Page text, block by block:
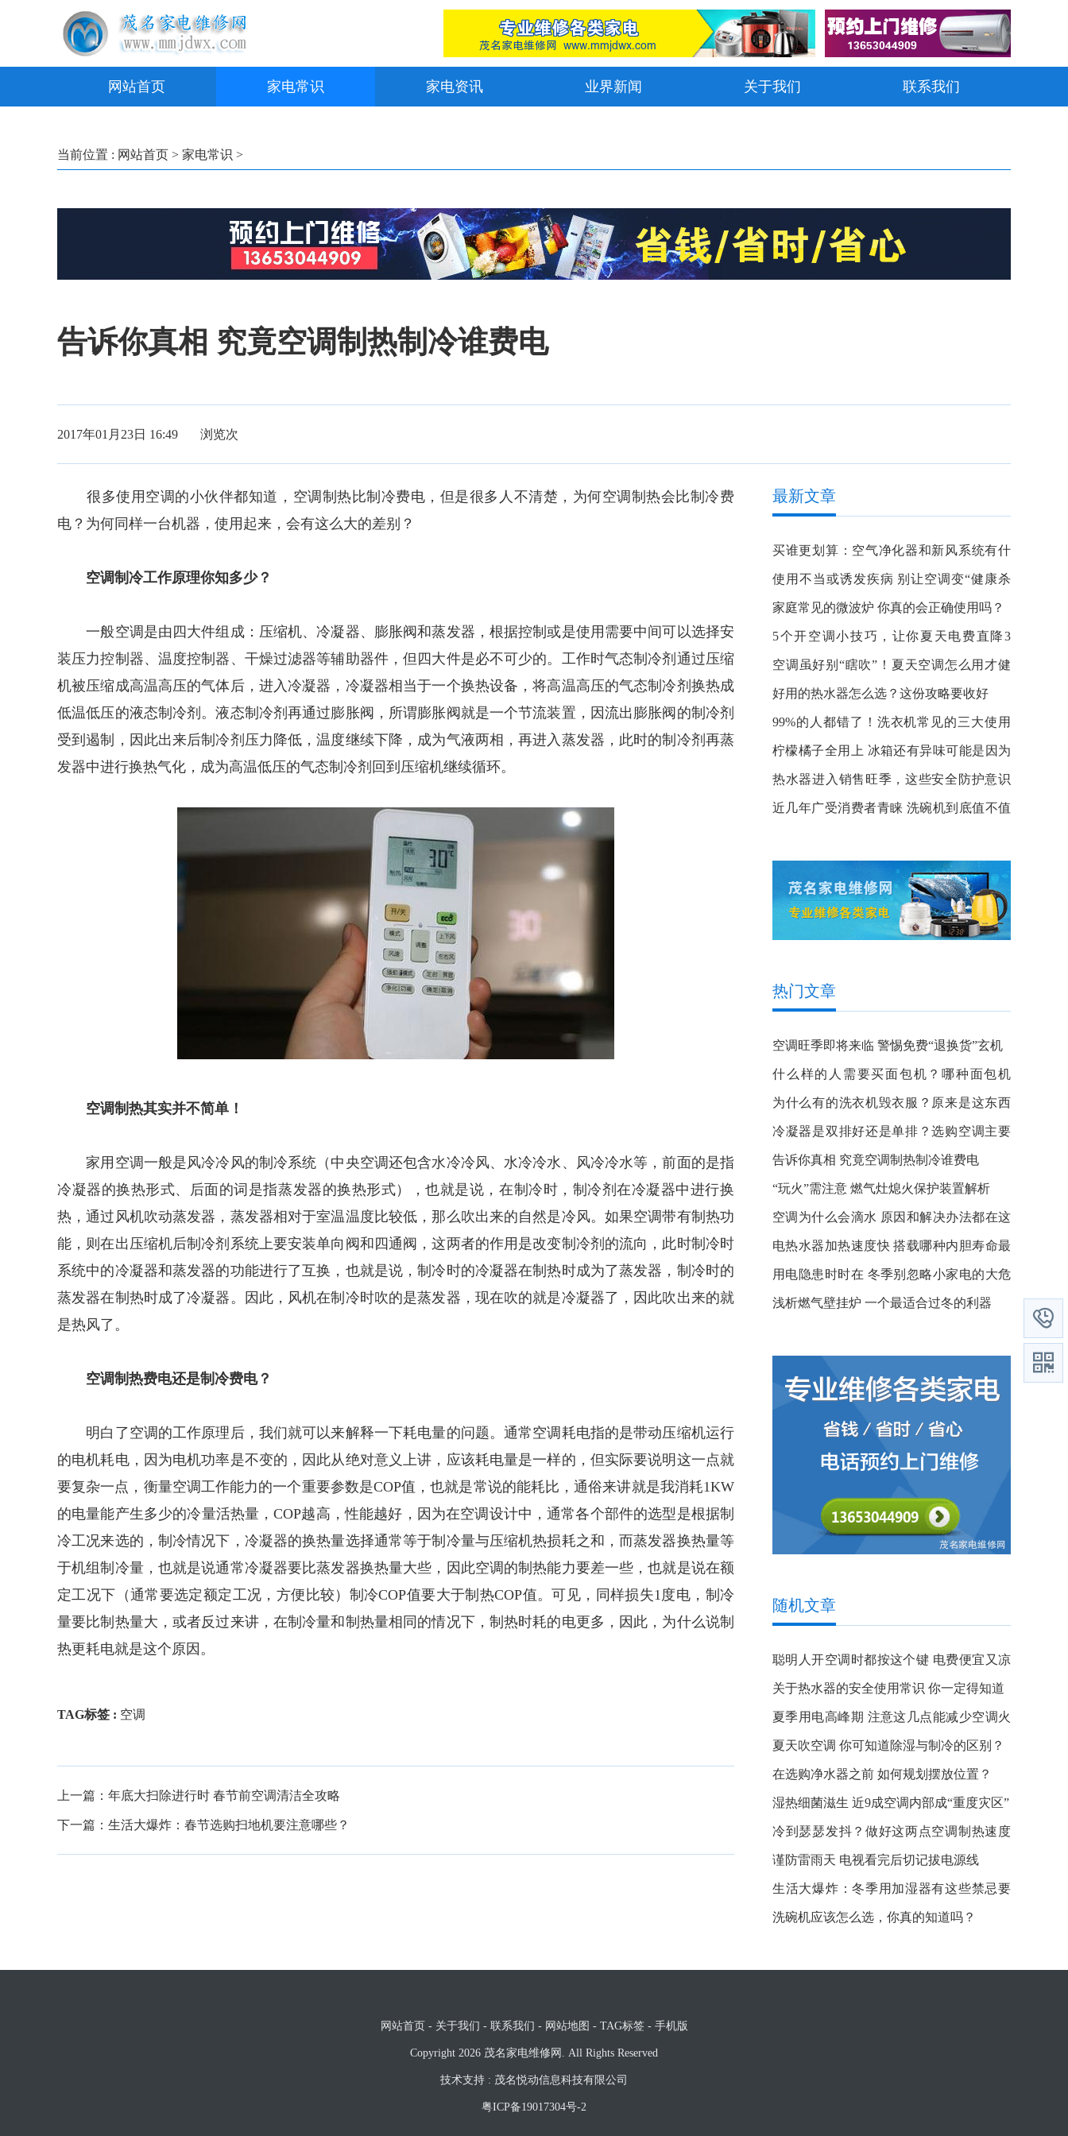
网站首页 家电常识 家电资讯 业界新闻 关于我们 联系我们
当前位置 : 网站首页 > 家电常识 >
告诉你真相 究竟空调制热制冷谁费电
2017年01月23日 16:49 浏览次
很多使用空调的小伙伴都知道，空调制热比制冷费电，但是很多人不清楚，为何空调制热会比制冷费
电？为何同样一台机器，使用起来，会有这么大的差别？
空调制冷工作原理你知多少？
一般空调是由四大件组成：压缩机、冷凝器、膨胀阀和蒸发器，根据控制或是使用需要中间可以选择安
装压力控制器、温度控制器、干燥过滤器等辅助器件，但四大件是必不可少的。工作时气态制冷剂通过压缩
机被压缩成高温高压的气体后，进入冷凝器，冷凝器相当于一个换热设备，将高温高压的气态制冷剂换热成
低温低压的液态制冷剂。液态制冷剂再通过膨胀阀，所谓膨胀阀就是一个节流装置，因流出膨胀阀的制冷剂
受到遏制，因此出来后制冷剂压力降低，温度继续下降，成为气液两相，再进入蒸发器，此时的制冷剂再蒸
发器中进行换热气化，成为高温低压的气态制冷剂回到压缩机继续循环。
空调制热其实并不简单！
家用空调一般是风冷冷风的制冷系统（中央空调还包含水冷冷风、水冷冷水、风冷冷水等，前面的是指
冷凝器的换热形式、后面的词是指蒸发器的换热形式），也就是说，在制冷时，制冷剂在冷凝器中进行换
热，通过风机吹动蒸发器，蒸发器相对于室温温度比较低，那么吹出来的自然是冷风。如果空调带有制热功
能，则在出压缩机后制冷剂系统上要安装单向阀和四通阀，这两者的作用是改变制冷剂的流向，此时制冷时
系统中的冷凝器和蒸发器的功能进行了互换，也就是说，制冷时的冷凝器在制热时成为了蒸发器，制冷时的
蒸发器在制热时成了冷凝器。因此，风机在制冷时吹的是蒸发器，现在吹的就是冷凝器了，因此吹出来的就
是热风了。
空调制热费电还是制冷费电？
明白了空调的工作原理后，我们就可以来解释一下耗电量的问题。通常空调耗电指的是带动压缩机运行
的电机耗电，因为电机功率是不变的，因此从绝对意义上讲，应该耗电量是一样的，但实际要说明这一点就
要复杂一点，衡量空调工作能力的一个重要参数是COP值，也就是常说的能耗比，通俗来讲就是我消耗1KW
的电量能产生多少的冷量活热量，COP越高，性能越好，因为在空调设计中，通常各个部件的选型是根据制
冷工况来选的，制冷情况下，冷凝器的换热量选择通常等于制冷量与压缩机热损耗之和，而蒸发器换热量等
于机组制冷量，也就是说通常冷凝器要比蒸发器换热量大些，因此空调的制热能力要差一些，也就是说在额
定工况下（通常要选定额定工况，方便比较）制冷COP值要大于制热COP值。可见，同样损失1度电，制冷
量要比制热量大，或者反过来讲，在制冷量和制热量相同的情况下，制热时耗的电更多，因此，为什么说制
热更耗电就是这个原因。
TAG标签 : 空调
上一篇： 年底大扫除进行时 春节前空调清洁全攻略
下一篇： 生活大爆炸：春节选购扫地机要注意哪些？
最新文章
买谁更划算：空气净化器和新风系统有什
么区别？
使用不当或诱发疾病 别让空调变“健康杀
手”
家庭常见的微波炉 你真的会正确使用吗？
5个开空调小技巧，让你夏天电费直降3
成！
空调虽好别“瞎吹”！夏天空调怎么用才健
康？
好用的热水器怎么选？这份攻略要收好
99%的人都错了！洗衣机常见的三大使用
误区
柠檬橘子全用上 冰箱还有异味可能是因为
这点
热水器进入销售旺季，这些安全防护意识
你知道吗？
近几年广受消费者青睐 洗碗机到底值不值
热门文章
空调旺季即将来临 警惕免费“退换货”玄机
什么样的人需要买面包机？哪种面包机
好？
为什么有的洗衣机毁衣服？原来是这东西
惹的祸
冷凝器是双排好还是单排？选购空调主要
看这几点
告诉你真相 究竟空调制热制冷谁费电
“玩火”需注意 燃气灶熄火保护装置解析
空调为什么会滴水 原因和解决办法都在这
了
电热水器加热速度快 搭载哪种内胆寿命最
长？
用电隐患时时在 冬季别忽略小家电的大危
机
浅析燃气壁挂炉 一个最适合过冬的利器
随机文章
聪明人开空调时都按这个键 电费便宜又凉
快
关于热水器的安全使用常识 你一定得知道
夏季用电高峰期 注意这几点能减少空调火
灾隐患
夏天吹空调 你可知道除湿与制冷的区别？
在选购净水器之前 如何规划摆放位置？
湿热细菌滋生 近9成空调内部成“重度灾区”
冷到瑟瑟发抖？做好这两点空调制热速度
更快
谨防雷雨天 电视看完后切记拔电源线
生活大爆炸：冬季用加湿器有这些禁忌要
注意
洗碗机应该怎么选，你真的知道吗？
网站首页 - 关于我们 - 联系我们 - 网站地图 - TAG标签- 手机版
Copyright 2026 茂名家电维修网 . All Rights Reserved
技术支持 : 茂名悦动信息科技有限公司
粤ICP备19017304号-2

